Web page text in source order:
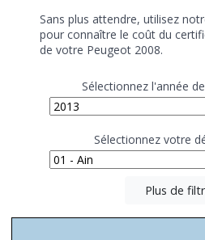
Sans plus attendre, utilisez
pour connaître le coût du
de votre Peugeot 2008.
Sélectionnez l'année
Sélectionnez votre
Plus de